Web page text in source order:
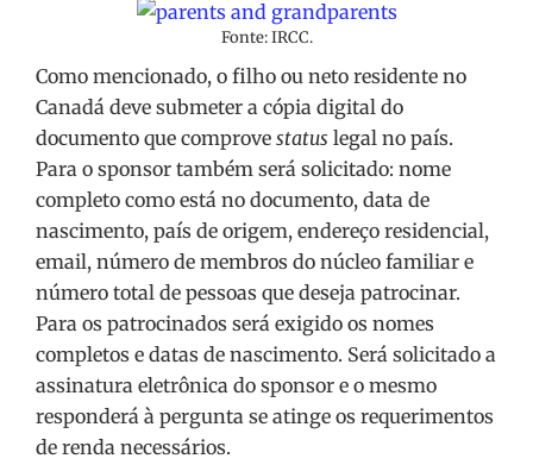
Fonte: IRCC.
Como mencionado, o filho ou neto residente no
Canadá deve submeter a cópia digital do
documento que comprove status legal no país.
Para o sponsor também será solicitado: nome
completo como está no documento, data de
nascimento, país de origem, endereço residencial,
email, número de membros do núcleo familiar e
número total de pessoas que deseja patrocinar.
Para os patrocinados será exigido os nomes
completos e datas de nascimento. Será solicitado a
assinatura eletrônica do sponsor e o mesmo
responderá à pergunta se atinge os requerimentos
de renda necessários.